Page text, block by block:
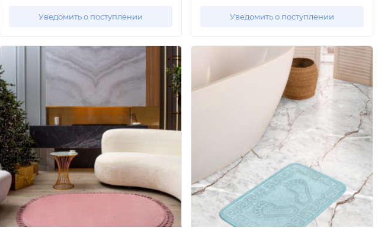
Уведомить о поступлении Уведомить о поступлении